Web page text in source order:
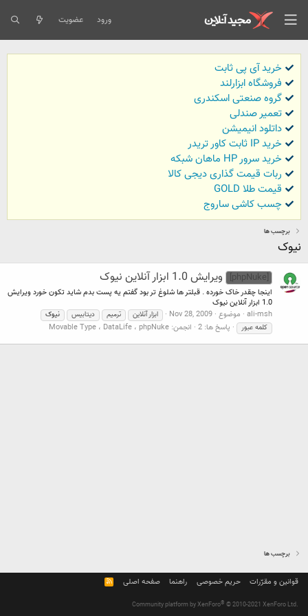
ورود عضویت
خرید آی پی ثابت
فروشگاه ابزارلند
گروه صنعتی اسکندری
تعمیر صندلی
داتلود انیمیشن
خرید IP ثابت کاور تریدر
خرید سرور HP ماهان شبکه
ربات قیمت گذاری دیجی کالا
قیمت طلا GOLD
چسب کاشی ساروج
برچسب ها
نیوک
[phpNuke] ویرایش 1.0 ابزار آنلاین نیوک
اینجا چقدر خاک خورده . قبلتر ها شلوغ تر بود گفتم یه پست بدم شاید تکون خورد ویرایش
1.0 ابزار آنلاین نیوک
ali-msh موضوع Nov 28, 2009 ابزار آنلاین ترمیم دیتابیس
نیوک
کلمه عبور
پاسخ ها: 2 انجمن: Movable Type ، DataLife ، phpNuke
برچسب ها
قوانین و مقرّرات حریم خصوصی راهنما صفحه اصلی
R
S
Community platform by XenForo® © 2010-2021 XenForo Ltd.